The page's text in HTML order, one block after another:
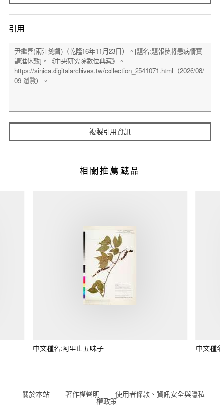
引用
複製引用資訊
相關推薦藏品
中文種名:阿里山五味子 中文種
關於本站 著作權聲明 使用者條款、資訊安全與隱私
權政策